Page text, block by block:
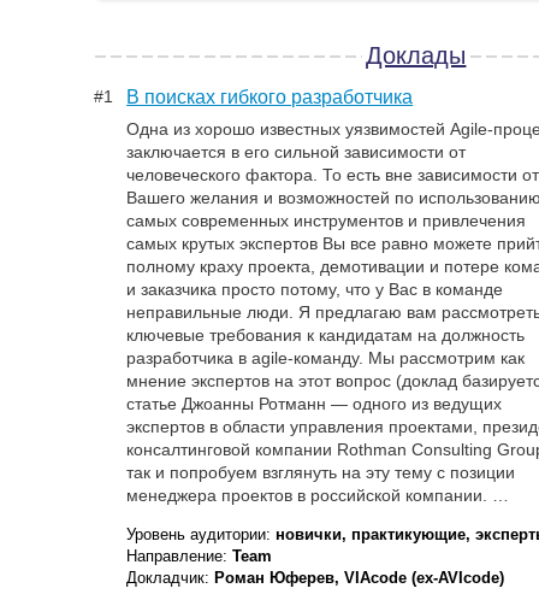
LSD всем, даром и никто не уйдет обиженным!
Незапланированный доклад-введение в Lean
Software Development! Про Lean, рожденный
великим сенсеем Тайоти Ооно на заводах
Тойоты, в попытке победить Форд, расскажет
Никита Филиппов, рожденный в Тольятти, и
прове …
Уровень аудитории:практикующие
Направление:
Product Management
Докладчик:Никита Филиппов, ScrumTrek
Tweet
Как сервисному отделу не стать бутылочным
горлышком
Основной идеей Agile является увеличение
ценности разработки для бизнеса. Ваш Капитан.
Тестирование никогда не было созидательной
службой. Если тестирование хорошее – оно
уменьшает расходы бизнеса. Но дополнительное
«value» в продукт тестированием при …
Уровень аудитории:
практикующие
Доклады
#1 В поисках гибкого разработчика
Одна из хорошо известных уязвимостей Agile-
заключается в его сильной зависимости от
человеческого фактора. То есть вне зависимости от
Вашего желания и возможностей по
самых современных инструментов и привлечения
самых крутых экспертов Вы все равно можете
полному краху проекта, демотивации и потере
и заказчика просто потому, что у Вас в команде
неправильные люди. Я предлагаю вам
ключевые требования к кандидатам на должность
разработчика в agile-команду. Мы рассмотрим как
мнение экспертов на этот вопрос (доклад
статье Джоанны Ротманн — одного из ведущих
экспертов в области управления проектами,
консалтинговой компании Rothman Consulting
так и попробуем взглянуть на эту тему с позиции
менеджера проектов в российской компании. …
Уровень аудитории:новички, практикующие,
Направление:Team
Докладчик: Роман Юферев, VIAcode (ex-AVIcode)